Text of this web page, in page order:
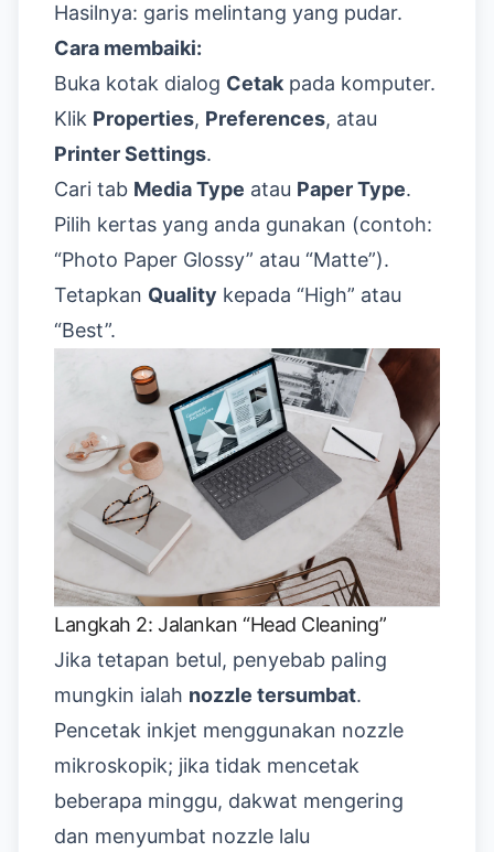
Hasilnya: garis melintang yang pudar.
Cara membaiki:
Buka kotak dialog Cetakpada komputer.
Klik Properties, Preferences, atau
Printer Settings.
Cari tab Media Type atau Paper Type.
Pilih kertas yang anda gunakan (contoh:
“Photo Paper Glossy” atau “Matte”).
Tetapkan Quality kepada “High” atau
“Best”.
Langkah 2: Jalankan “Head Cleaning”
Jika tetapan betul, penyebab paling
mungkin ialah nozzle tersumbat.
Pencetak inkjet menggunakan nozzle
mikroskopik; jika tidak mencetak
beberapa minggu, dakwat mengering
dan menyumbat nozzle lalu